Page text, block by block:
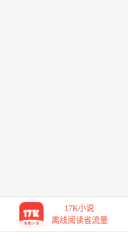
17K小说
离线阅读省流量